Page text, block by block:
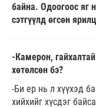
байна. Одоогоос яг
сэтгүүлд өгсөн
-Камерон,
хөтөлсөн бэ?
-Би ер нь л хүүхэд
хийхийг хүсдэг